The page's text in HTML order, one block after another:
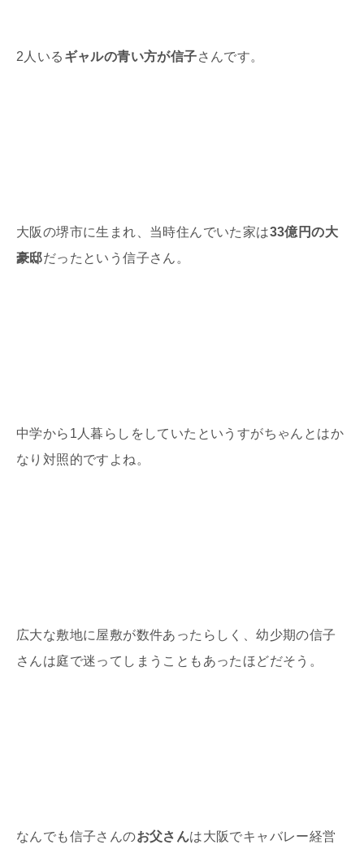
2 人いる ギャルの青い方が信子さんです。
大阪の堺市に生まれ、当時住んでいた家は33億円の大
豪邸だったという信子さん。
中学から 1 人暮らしをしていたというすがちゃんとはか
なり対照的ですよね。
広大な敷地に屋敷が数件あったらしく、幼少期の信子
さんは庭で迷ってしまうこともあったほどだそう。
なんでも信子さんのお父さんは大阪でキャバレー経営